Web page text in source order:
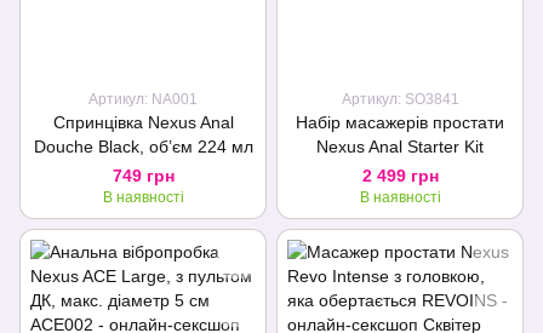
Артикул: NA001
Спринцівка Nexus Anal
Douche Black, об’єм 224 мл
749 грн
В наявності
Артикул: SO3841
Набір масажерів простати
Nexus Anal Starter Kit
2 499 грн
В наявності